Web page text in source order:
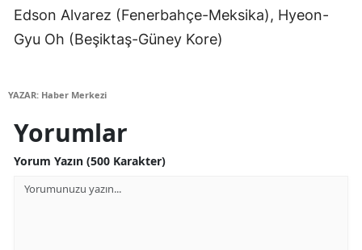
Samsun
Edson Alvarez (Fenerbahçe-Meksika), Hyeon-
Gyu Oh (Beşiktaş-Güney Kore)
YAZAR: Haber Merkezi
Yorumlar
Yorum Yazın (500 Karakter)